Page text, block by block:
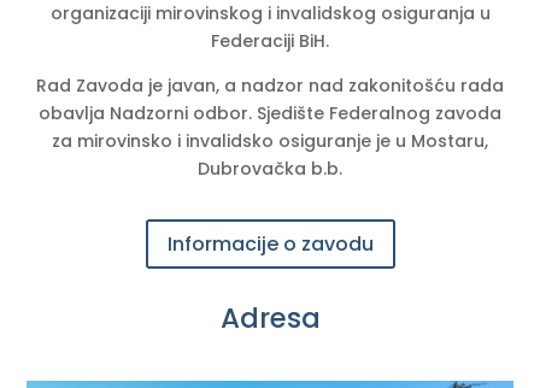
organizaciji mirovinskog i invalidskog osiguranja u
Federaciji BiH.
Rad Zavoda je javan, a nadzor nad zakonitošću rada
obavlja Nadzorni odbor. Sjedište Federalnog zavoda
za mirovinsko i invalidsko osiguranje je u Mostaru,
Dubrovačka b.b.
Informacije o zavodu
Adresa